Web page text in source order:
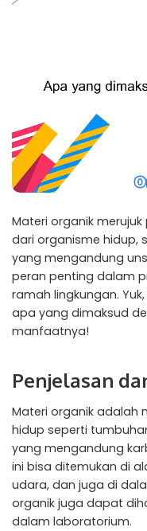
Materi organik
dari organisme hidup,
yang mengandung
peran penting dalam
ramah lingkungan.
apa yang dimaksud
manfaatnya!
Penjelasan
Materi organik adalah
hidup seperti
yang mengandung
ini bisa ditemukan di
udara, dan juga di
organik juga dapat
dalam laboratorium.